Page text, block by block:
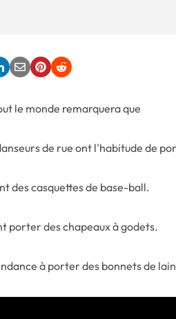
le monde remarquera que
de rue ont l'habitude de
des casquettes de base-ball.
porter des chapeaux à godets.
à porter des bonnets de